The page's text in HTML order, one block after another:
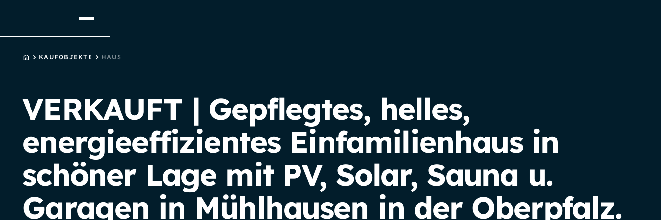
STARTSEITE
KAUFOBJEKTE HAUS
VERKAUFT | Gepflegtes, helles,
energieeffizientes Einfamilienhaus in
schöner Lage mit PV, Solar, Sauna u.
Garagen in Mühlhausen in der Oberpfalz.